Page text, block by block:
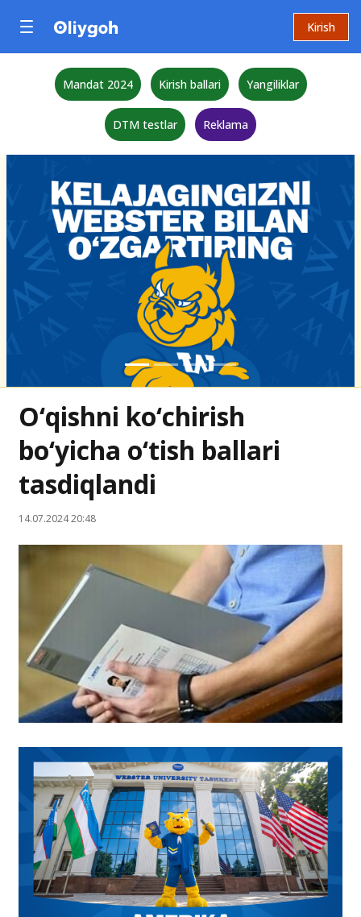
Kirish
Mandat 2024 Kirish ballari Yangiliklar
DTM testlar Reklama
O‘qishni ko‘chirish
bo‘yicha o‘tish ballari
tasdiqlandi
14.07.2024 20:48